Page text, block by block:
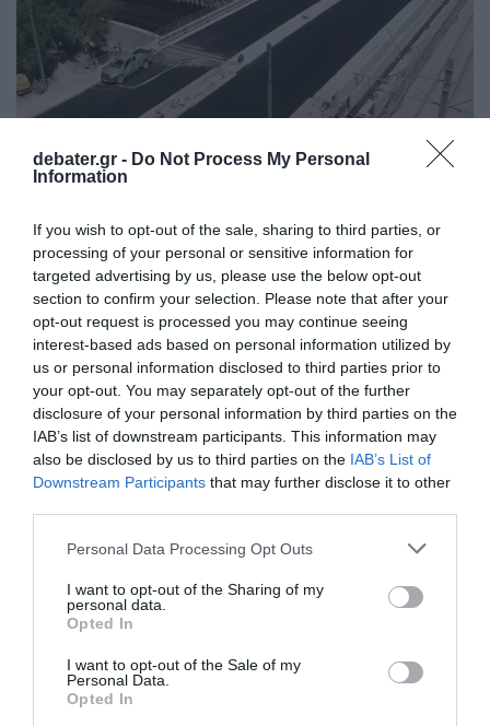
debater.gr - Do Not Process My Personal
Information
If you wish to opt-out of the sale, sharing to third parties, or
processing of your personal or sensitive information for
targeted advertising by us, please use the below opt-out
section to confirm your selection. Please note that after your
opt-out request is processed you may continue seeing
interest-based ads based on personal information utilized by
us or personal information disclosed to third parties prior to
your opt-out. You may separately opt-out of the further
disclosure of your personal information by third parties on the
IAB’s list of downstream participants. This information may
also be disclosed by us to third parties on the IAB’s List of
Downstream Participants that may further disclose it to other
Please note that this website/app uses one or more Google
not limited to your visit or usage behaviour. You may click to
grant or deny consent to Google and its third-party tags to
use your data for below specified purposes in below Google
consent section.
Personal Data Processing Opt Outs
I want to opt-out of the Sharing of my
personal data.
Opted In
I want to opt-out of the Sale of my
Personal Data.
Opted In
Ανοίγει τη Δευτέρα η Παλαιά
Παραλιακή στην Καλλιθέα –
Θωρακίζεται η περιοχή απέναντι σε
πλημμυρικά φαινόμενα (βίντεο)
Από τη Λεωφόρο Θησέως έως την οδό Καποδιστρίου